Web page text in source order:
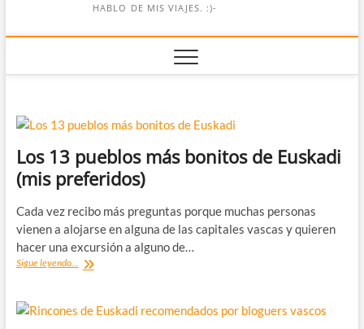
HABLO DE MIS VIAJES. :)-
Los 13 pueblos más bonitos de Euskadi
(mis preferidos)
Cada vez recibo más preguntas porque muchas personas
vienen a alojarse en alguna de las capitales vascas y quieren
hacer una excursión a alguno de…
Sigue leyendo... Los
más